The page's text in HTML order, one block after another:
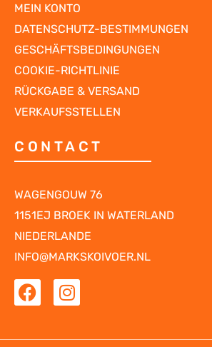
MEIN KONTO
DATENSCHUTZ-BESTIMMUNGEN
GESCHÄFTSBEDINGUNGEN
COOKIE-RICHTLINIE
RÜCKGABE & VERSAND
VERKAUFSSTELLEN
CONTACT
WAGENGOUW 76
1151EJ BROEK IN WATERLAND
NIEDERLANDE
INFO@MARKSKOIVOER.NL
F
a
e
I
n
t